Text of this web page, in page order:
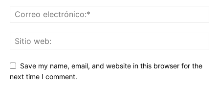
Save my name, email, and website in this browser for the
next time I comment.